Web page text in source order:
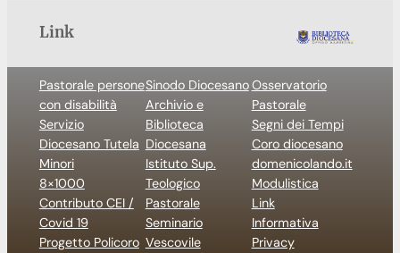
Link
Pastorale persone
con disabilità
Servizio
Diocesano Tutela
Minori
8×1000
Contributo CEI /
Covid 19
Progetto Policoro
Sinodo Diocesano
Archivio e
Biblioteca
Diocesana
Istituto Sup.
Teologico
Pastorale
Seminario
Vescovile
Osservatorio
Pastorale
Segni dei Tempi
Coro diocesano
domenicolando.it
Modulistica
Link
Informativa
Privacy